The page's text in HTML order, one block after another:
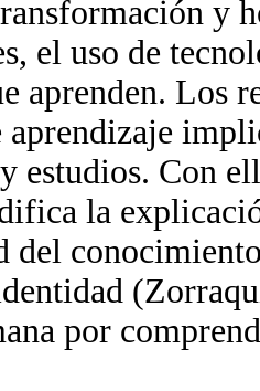
y
el uso de
aprenden. Los
aprendizaje
estudios. Con
la
del
por